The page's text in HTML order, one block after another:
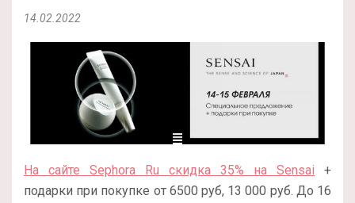
14.02.2022
На сайте Sephora Ru скидка 35% на Sensai +
подарки при покупке от 6500 руб, 13 000 руб. До 16